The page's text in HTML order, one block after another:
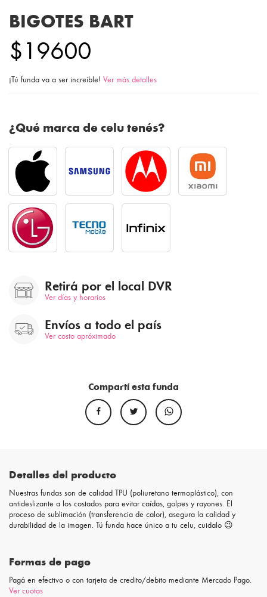
BIGOTES BART
$19600
¡Tú funda va a ser increíble! Ver más detalles
¿Qué marca de celu tenés?
Retirá por el local DVR
Ver días y horarios
Envíos a todo el país
Ver costo apróximado
Compartí esta funda
Detalles del producto
Nuestras fundas son de calidad TPU (poliuretano termoplástico), con
antideslizante a los costados para evitar caídas, golpes y rayones. El
proceso de sublimación (transferencia de calor), asegura la calidad y
durabilidad de la imagen. Tú funda hace único a tu celu, cuidalo 😉
Formas de pago
Pagá en efectivo o con tarjeta de credito/debito mediante Mercado Pago.
Ver cuotas